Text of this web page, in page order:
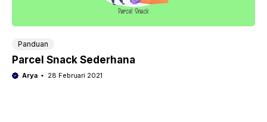
Panduan
Parcel Snack Sederhana
Arya 28 Februari 2021